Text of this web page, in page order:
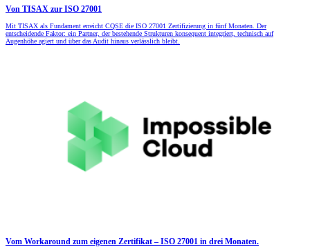
Von TISAX zur ISO 27001
Mit TISAX als Fundament erreicht CQSE die ISO 27001 Zertifizierung in fünf Monaten. Der
entscheidende Faktor: ein Partner, der bestehende Strukturen konsequent integriert, technisch auf
Augenhöhe agiert und über das Audit hinaus verlässlich bleibt.
Vom Workaround zum eigenen Zertifikat – ISO 27001 in drei Monaten.